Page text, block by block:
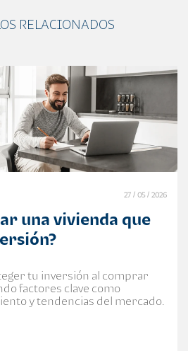
RELACIONADOS
27 / 05 / 2026
una vivienda que
tu inversión al comprar
factores clave como
y tendencias del mercado.